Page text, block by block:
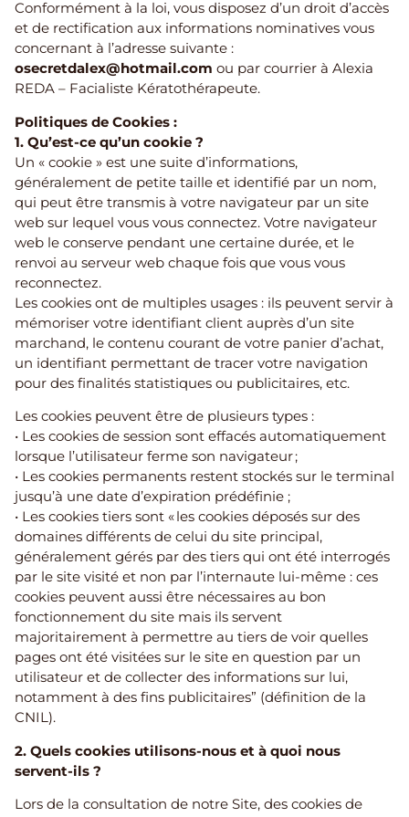
Conformément à la loi, vous disposez d’un droit d’accès
et de rectification aux informations nominatives vous
concernant à l’adresse suivante :
osecretdalex@hotmail.com ou par courrier à Alexia
REDA – Facialiste Kératothérapeute.
Politiques de Cookies :
1. Qu’est-ce qu’un cookie ?
Un « cookie » est une suite d’informations,
généralement de petite taille et identifié par un nom,
qui peut être transmis à votre navigateur par un site
web sur lequel vous vous connectez. Votre navigateur
web le conserve pendant une certaine durée, et le
renvoi au serveur web chaque fois que vous vous
reconnectez.
Les cookies ont de multiples usages : ils peuvent servir à
mémoriser votre identifiant client auprès d’un site
marchand, le contenu courant de votre panier d’achat,
un identifiant permettant de tracer votre navigation
pour des finalités statistiques ou publicitaires, etc.
Les cookies peuvent être de plusieurs types :
• Les cookies de session sont effacés automatiquement
lorsque l’utilisateur ferme son navigateur ;
• Les cookies permanents restent stockés sur le terminal
jusqu’à une date d’expiration prédéfinie ;
• Les cookies tiers sont « les cookies déposés sur des
domaines différents de celui du site principal,
généralement gérés par des tiers qui ont été interrogés
par le site visité et non par l’internaute lui-même : ces
cookies peuvent aussi être nécessaires au bon
fonctionnement du site mais ils servent
majoritairement à permettre au tiers de voir quelles
pages ont été visitées sur le site en question par un
utilisateur et de collecter des informations sur lui,
notamment à des fins publicitaires” (définition de la
CNIL).
2. Quels cookies utilisons-nous et à quoi nous
servent-ils ?
Lors de la consultation de notre Site, des cookies de